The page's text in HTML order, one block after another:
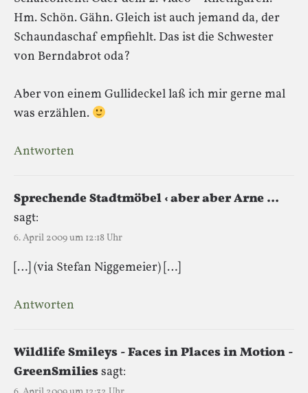
Hm. Schön. Gähn. Gleich ist auch jemand da, der
Schaundaschaf empfiehlt. Das ist die Schwester
von Berndabrot oda?
Aber von einem Gullideckel laß ich mir gerne mal
was erzählen.
Antworten
Sprechende Stadtmöbel ‹ aber aber Arne …
sagt:
6. April 2009 um 12:18 Uhr
[…] (via Stefan Niggemeier) […]
Antworten
Wildlife Smileys - Faces in Places in Motion -
GreenSmiliessagt: